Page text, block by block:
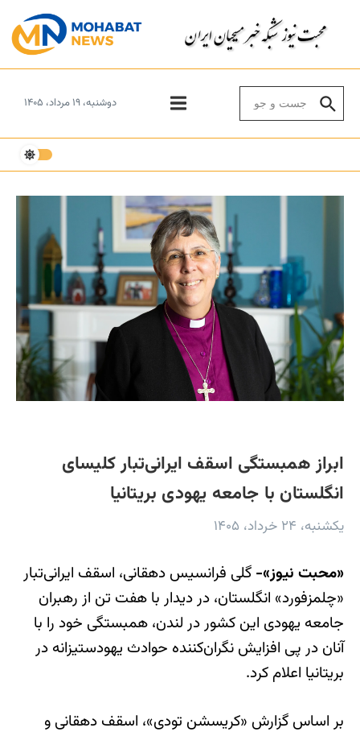
دوشنبه، ۱۹ مرداد، ۱۴۰۵
ابراز همبستگی اسقف ایرانی‌تبار کلیسای
انگلستان با جامعه یهودی بریتانیا
یکشنبه، ۲۴ خرداد، ۱۴۰۵
«محبت نیوز»- گلی فرانسیس دهقانی، اسقف ایرانی‌تبار
«چلمزفورد» انگلستان، در دیدار با هفت تن از رهبران
جامعه یهودی این کشور در لندن، همبستگی خود را با
آنان در پی افزایش نگران‌کننده حوادث یهودستیزانه در
بریتانیا اعلام کرد.
بر اساس گزارش «کریسشن تودی»، اسقف دهقانی و